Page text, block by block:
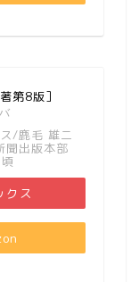
第8版］
/鹿毛 雄二
聞出版本部
クス